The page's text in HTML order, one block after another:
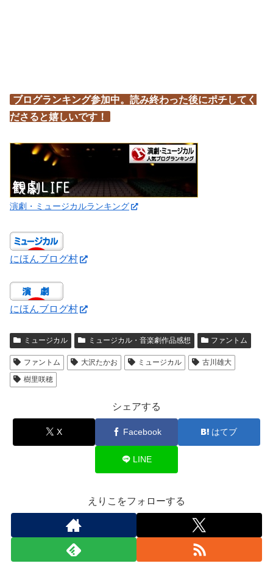
ブログランキング参加中。読み終わった後にポチしてく
ださると嬉しいです！
演劇・ミュージカルランキング
にほんブログ村
にほんブログ村
ミュージカル ミュージカル・音楽劇作品感想 ファントム
ファントム 大沢たかお ミュージカル
古川雄大
樹里咲穂
シェアする
X Facebook はてブ
LINE
えりこをフォローする